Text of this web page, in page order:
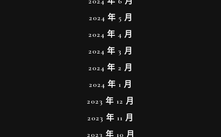
2024 年 5 月
2024 年 4 月
2024 年 3 月
2024 年 2 月
2024 年 1 月
2023 年 12 月
2023 年 11 月
2023 年 10 月